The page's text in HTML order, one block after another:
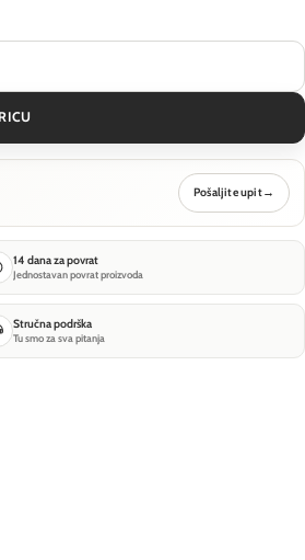
svjetiljka Technical Zon - Bijela -
Pošaljite upit→
14 dana za povrat
Jednostavan povrat proizvoda
Stručna podrška
Tu smo za sva pitanja